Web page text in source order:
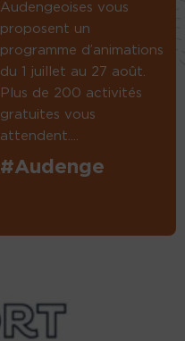
Audengeoises vous
proposent un
programme d’animations
du 1 juillet au 27 août.
Plus de 200 activités
gratuites vous
attendent....
#Audenge